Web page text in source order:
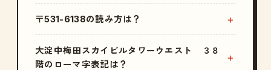
〒531-6138の読み方は？
大淀中梅田スカイビルタワーウエスト ３８
階のローマ字表記は？